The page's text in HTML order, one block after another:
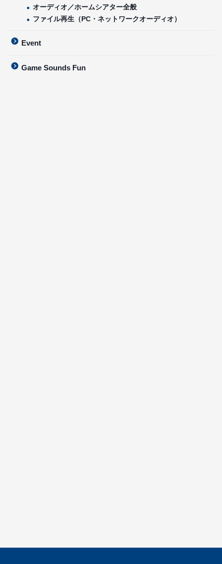
オーディオ／ホームシアター全般
ファイル再生（PC・ネットワークオーディオ）
Event
Game Sounds Fun